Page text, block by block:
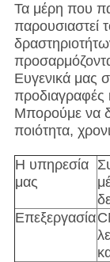
Τα μέρη που
παρουσιαστεί
Ευγενικά μας
προδιαγραφές
Μπορούμε να
ποιότητα,
Η υπηρεσία
μας
Επεξεργασία